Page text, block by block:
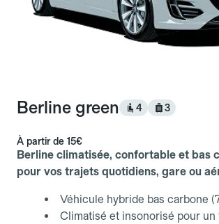
Berline green 4 3
À partir de 15€
Berline climatisée, confortable et bas
pour vos trajets quotidiens, gare ou
Véhicule hybride bas carbone
Climatisé et insonorisé pour